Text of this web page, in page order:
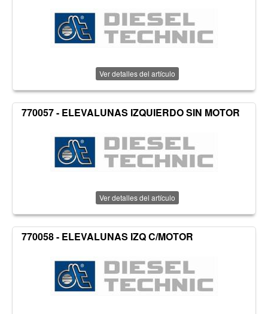
Ver detalles del artículo
770057 - ELEVALUNAS IZQUIERDO SIN MOTOR
Ver detalles del artículo
770058 - ELEVALUNAS IZQ C/MOTOR